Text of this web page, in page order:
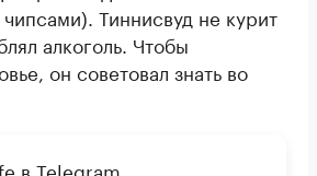
Тиннисвуд не курит
алкоголь. Чтобы
он советовал знать во
в Telegram